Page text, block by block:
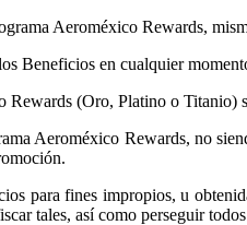
Aeroméxico Rewards,
Beneficios en cualquier
Rewards (Oro, Platino o Titanio)
Aeroméxico Rewards, no
para fines impropios, u
tales, así como perseguir